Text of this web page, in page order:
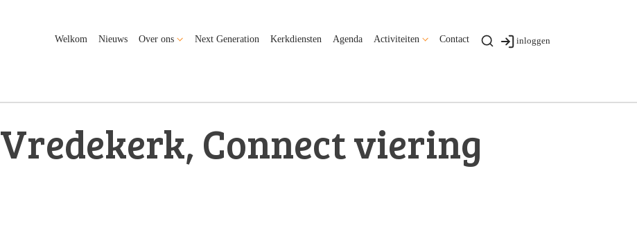
Welkom Nieuws Over ons Next Generation Kerkdiensten Agenda Activiteiten Contact inloggen
Vredekerk, Connect viering